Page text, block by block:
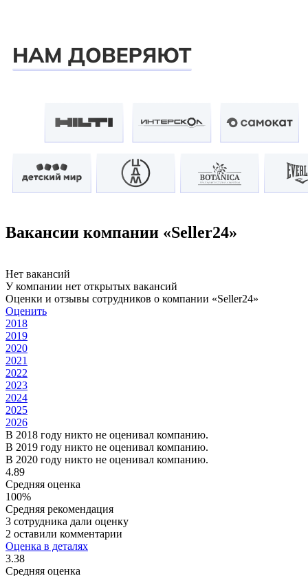
Вакансии компании «Seller24»
Нет вакансий
У компании нет открытых вакансий
Оценки и отзывы сотрудников о компании «Seller24»
Оценить
2018
2019
2020
2021
2022
2023
2024
2025
2026
В 2018 году никто не оценивал компанию.
В 2019 году никто не оценивал компанию.
В 2020 году никто не оценивал компанию.
4.89
Средняя оценка
100%
Средняя рекомендация
3 сотрудника дали оценку
2 оставили комментарии
Оценка в деталях
3.38
Средняя оценка